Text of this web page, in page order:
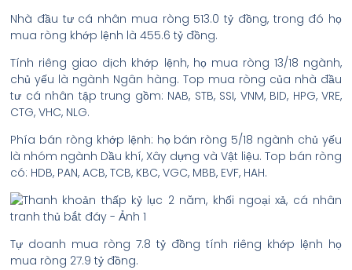
Nhà đầu tư cá nhân mua ròng 513.0 tỷ đồng, trong đó họ
mua ròng khớp lệnh là 455.6 tỷ đồng.
Tính riêng giao dịch khớp lệnh, họ mua ròng 13/18 ngành,
chủ yếu là ngành Ngân hàng. Top mua ròng của nhà đầu
tư cá nhân tập trung gồm: NAB, STB, SSI, VNM, BID, HPG, VRE,
CTG, VHC, NLG.
Phía bán ròng khớp lệnh: họ bán ròng 5/18 ngành chủ yếu
là nhóm ngành Dầu khí, Xây dựng và Vật liệu. Top bán ròng
có: HDB, PAN, ACB, TCB, KBC, VGC, MBB, EVF, HAH.
Tự doanh mua ròng 7.8 tỷ đồng tính riêng khớp lệnh họ
mua ròng 27.9 tỷ đồng.